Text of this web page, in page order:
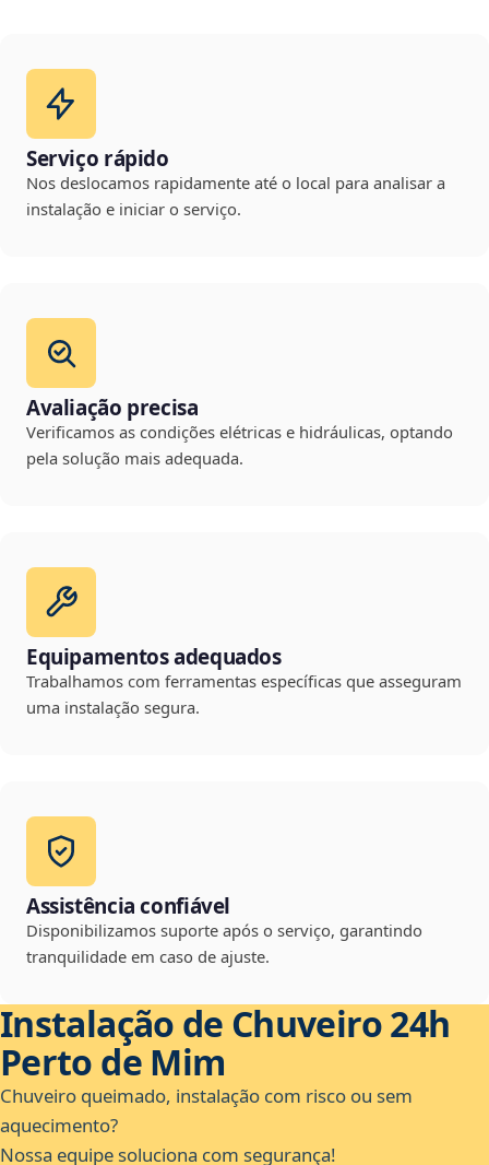
Serviço rápido
Nos deslocamos rapidamente até o local para analisar a
instalação e iniciar o serviço.
Avaliação precisa
Verificamos as condições elétricas e hidráulicas, optando
pela solução mais adequada.
Equipamentos adequados
Trabalhamos com ferramentas específicas que asseguram
uma instalação segura.
Assistência confiável
Disponibilizamos suporte após o serviço, garantindo
tranquilidade em caso de ajuste.
Instalação de Chuveiro 24h
Perto de Mim
Chuveiro queimado, instalação com risco ou sem
aquecimento?
Nossa equipe soluciona com segurança!